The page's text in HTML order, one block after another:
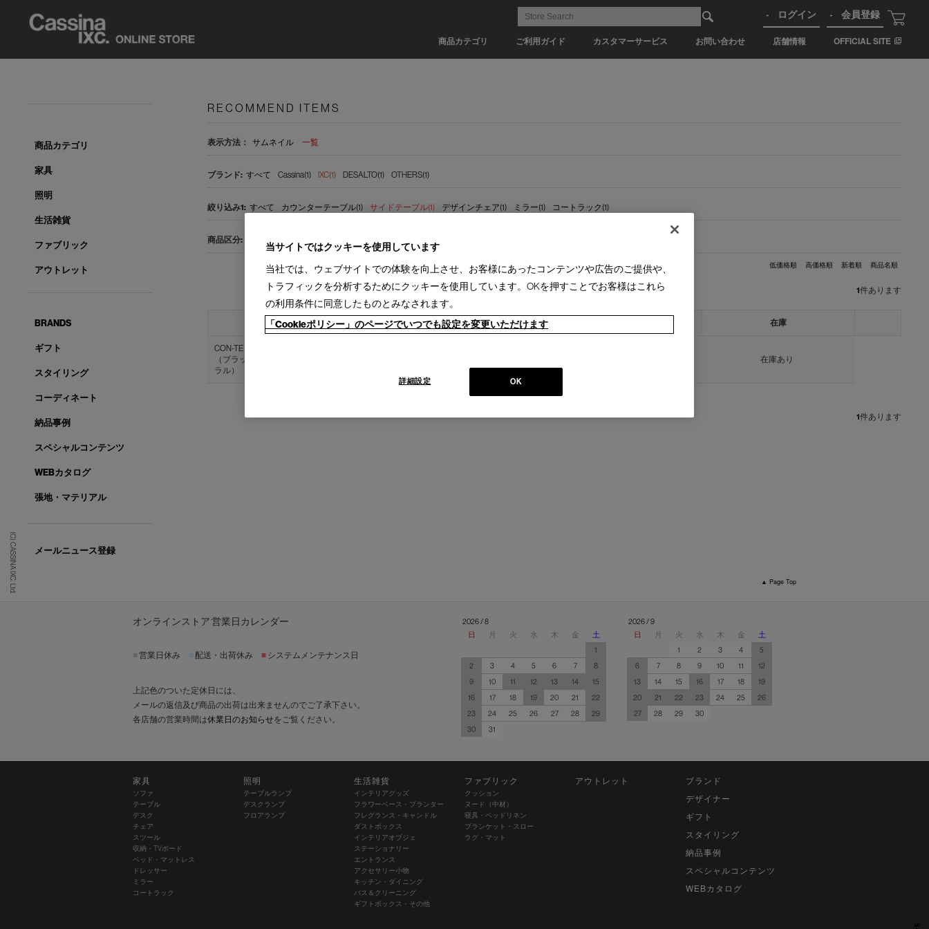
商品カテゴリ ご利用ガイド カスタマーサービス お問い合わせ 店舗情報 OFFICIAL SITE
ログイン 会員登録
(C) CASSINA IXC. Ltd.
RECOMMEND ITEMS
表示方法： サムネイル 一覧
すべて Cassina(1) IXC(1) DESALTO(1) OTHERS(1)
すべて カウンターテーブル(1) サイドテーブル(1) デザインチェア(1) ミラー(1) コートラック(1)
すべて 【納期 1-2週間】(1)
低価格順 高価格順 新着順 商品名順
1件あります
商品名 販売価格 在庫
CON-TE スウィベルタイプ
（ブラックウォールナットナチュ
ラル）
在庫あり
1件あります
商品カテゴリ
家具
照明
生活雑貨
ファブリック
アウトレット
BRANDS
ギフト
スタイリング
コーディネート
納品事例
スペシャルコンテンツ
WEBカタログ
張地・マテリアル
メールニュース登録
▲ Page Top
オンラインストア 営業日カレンダー
営業日休み 配送・出荷休み ■ システムメンテナンス日
上記色のついた定休日には、
メールの返信及び商品の出荷は出来ませんのでご了承下さい。
各店舗の営業時間は休業日のお知らせをご覧ください。
2026 / 8
日
月 火 水 木 金
土
1
2
3 4 5 6 7
8
9
10 11 12 13 14
15
16
17 18 19 20 21
22
23
24 25 26 27 28
29
30
31
2026 / 9
日
月 火 水 木 金
土
1
2 3 4
5
6
7 8 9 10 11
12
13
14 15 16 17 18
19
20
21 22 23 24 25
26
27
28 29 30
家具
ソファ
テーブル
デスク
チェア
スツール
収納・TVボード
ベッド・マットレス
ドレッサー
ミラー
コートラック
照明
テーブルランプ
デスクランプ
フロアランプ
生活雑貨
インテリアグッズ
フラワーベース・プランター
フレグランス・キャンドル
ダストボックス
インテリアオブジェ
ステーショナリー
エントランス
アクセサリー小物
キッチン・ダイニング
バス＆クリーニング
ギフトボックス・その他
ファブリック
クッション
ヌード（中材）
寝具・ベッドリネン
ブランケット・スロー
ラグ・マット
アウトレット
ブランド
デザイナー
ギフト
スタイリング
納品事例
スペシャルコンテンツ
WEBカタログ
当サイトではクッキーを使用しています
当社では、ウェブサイトでの体験を向上させ、お客様にあったコンテンツや広告のご提供や、
トラフィックを分析するためにクッキーを使用しています。OKを押すことでお客様はこれら
の利用条件に同意したものとみなされます。
「Cookieポリシー」のページでいつでも設定を変更いただけます
OK
詳細設定